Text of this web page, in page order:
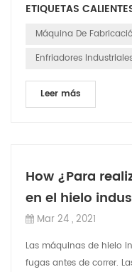
ETIQUETAS
Máquina De
Enfriadores
Leer más
How ¿Para
en el hielo
Mar 24 , 2021
Las máquinas de hielo
fugas antes de correr.